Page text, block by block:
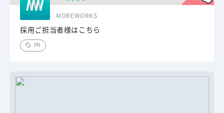
MOREWORKS
採用ご担当者様はこちら
PR